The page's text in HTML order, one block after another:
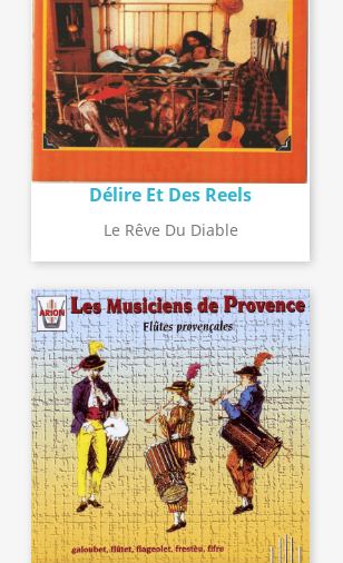
Délire Et Des Reels
Le Rêve Du Diable